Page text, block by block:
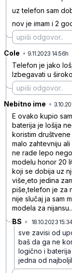
uz telefon sam
nov je imam i 2
Cole • 9.11.2023 14:56h
Telefon je jako
Izbegavati u
Nebitno ime •
E ovako kupio
baterija je lošija
koristim
malo zahtevniju
ne rade lepo
modelu honor 20
koji se dobija uz
više,eto jedina
piše,telefon je za
nije slučaj ja sam
modela za nijansu..
BS • 18.10.2023
sve zavisi od
baš da ga ne
logično i
jedna od